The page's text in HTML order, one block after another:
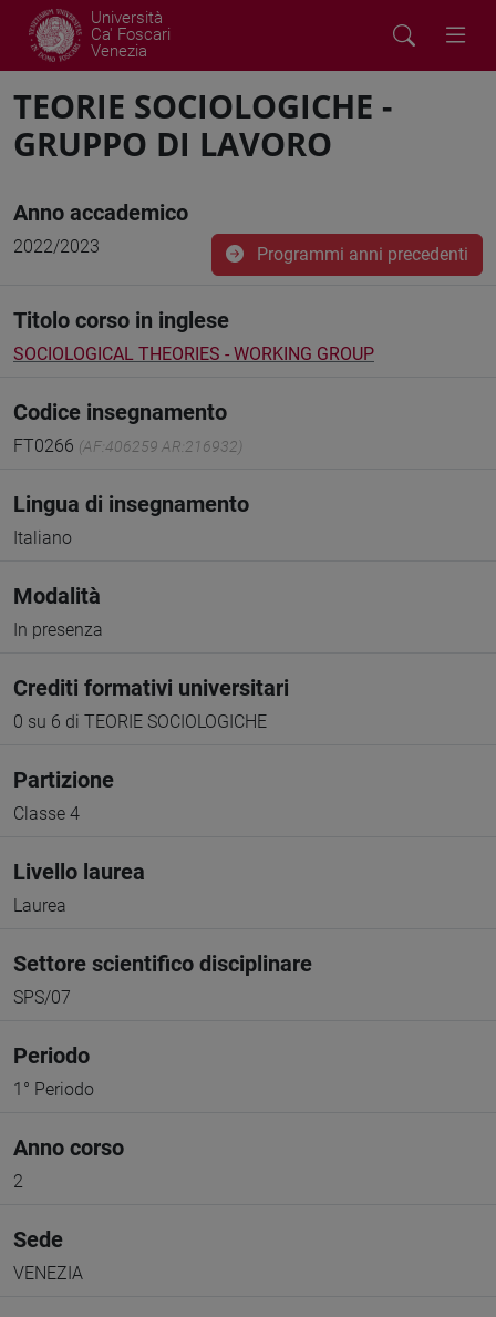
Università
Ca' Foscari
Venezia
TEORIE SOCIOLOGICHE -
GRUPPO DI LAVORO
Anno accademico
2022/2023 Programmi anni precedenti
Titolo corso in inglese
SOCIOLOGICAL THEORIES - WORKING GROUP
Codice insegnamento
FT0266 (AF:406259 AR:216932)
Lingua di insegnamento
Italiano
Modalità
In presenza
Crediti formativi universitari
0 su 6 di TEORIE SOCIOLOGICHE
Partizione
Classe 4
Livello laurea
Laurea
Settore scientifico disciplinare
SPS/07
Periodo
1° Periodo
Anno corso
2
Sede
VENEZIA